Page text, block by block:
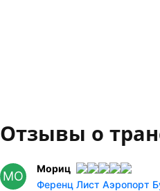
Отзывы о
МО
Мориц
Ференц Лист Аэропорт